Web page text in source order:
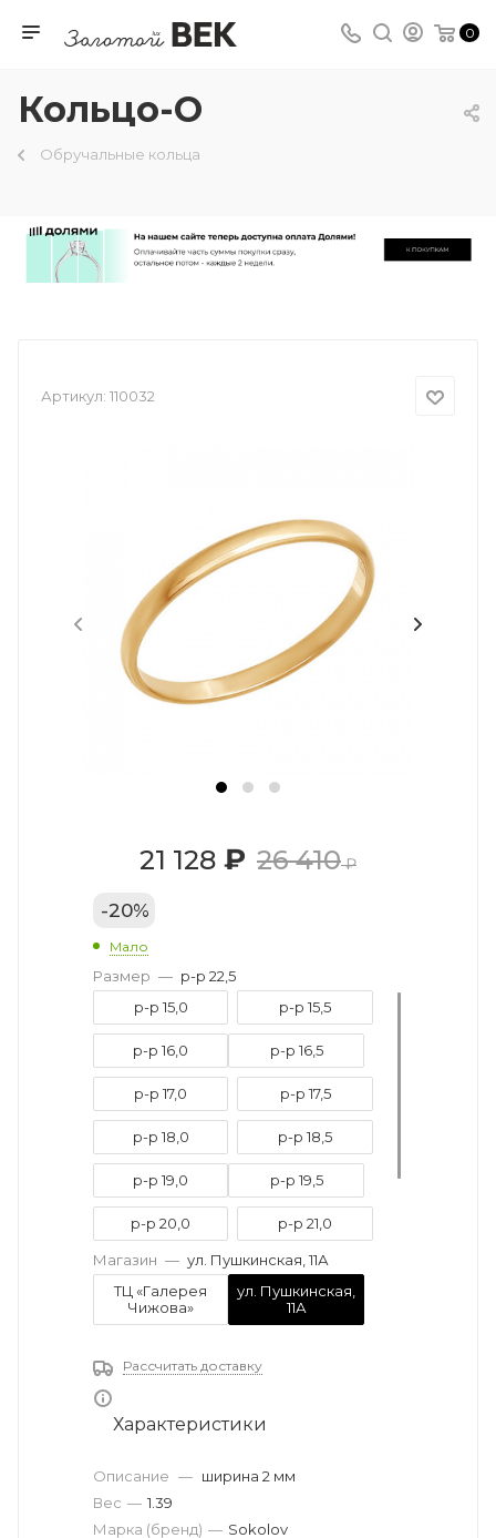
0
Кольцо-О
Обручальные кольца
Артикул: 110032
21 128 ₽ 26 410₽
-20%
Мало
Размер — р-р 22,5
р-р 15,0
р-р 15,5
р-р 16,0 р-р 16,5
р-р 17,0 р-р 17,5
р-р 18,0 р-р 18,5
р-р 19,0 р-р 19,5
р-р 20,0 р-р 21,0
р-р 21,5 р-р 22,0
р-р 22,5 р-р 23,0
Магазин — ул. Пушкинская, 11А
ТЦ «Галерея
Чижова»
ул. Пушкинская,
11А
Рассчитать доставку
Характеристики
Описание — ширина 2 мм
Марка (бренд) — Sokolov
Вес — 1.39